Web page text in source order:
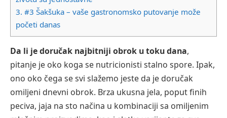
3. #3 Šakšuka – vaše gastronomsko putovanje može
početi danas
Da li je doručak najbitniji obrok u toku dana,
pitanje je oko koga se nutricionisti stalno spore. Ipak,
ono oko čega se svi slažemo jeste da je doručak
omiljeni dnevni obrok. Brza ukusna jela, poput finih
peciva, jaja na sto načina u kombinaciji sa omiljenim